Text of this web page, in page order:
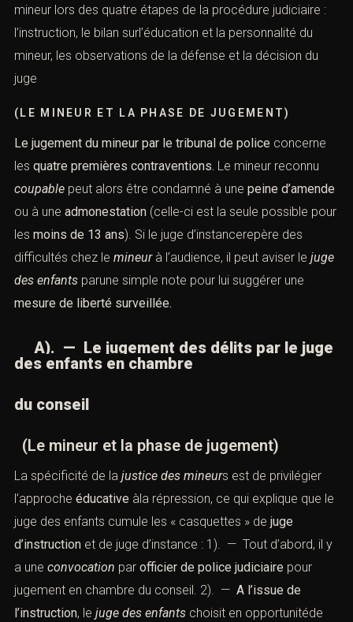
mineur lors des quatre étapes de la procédure judiciaire :
l’instruction, le bilan surl’éducation et la personnalité du
mineur, les observations de la défense et la décision du
juge
(LE MINEUR ET LA PHASE DE JUGEMENT)
Le jugement du mineur par le tribunal de police concerne
les quatre premières contraventions. Le mineur reconnu
coupable peut alors être condamné à une peine d’amende
ou à une admonestation (celle-ci est la seule possible pour
les moins de 13 ans). Si le juge d’instancerepère des
difficultés chez le mineur à l’audience, il peut aviser le juge
des enfants parune simple note pour lui suggérer une
mesure de liberté surveillée.
A). — Le jugement des délits par le juge
des enfants en chambre
du conseil
(Le mineur et la phase de jugement)
La spécificité de la justice des mineurs est de privilégier
l’approche éducative àla répression, ce qui explique que le
juge des enfants cumule les « casquettes » de juge
d’instruction et de juge d’instance : 1). — Tout d’abord, il y
a une convocation par officier de police judiciaire pour
jugement en chambre du conseil. 2). — A l’issue de
l’instruction, le juge des enfants choisit en opportunitéde